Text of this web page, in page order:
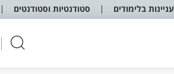
בלימודים סטודנטיות וסטודנטים